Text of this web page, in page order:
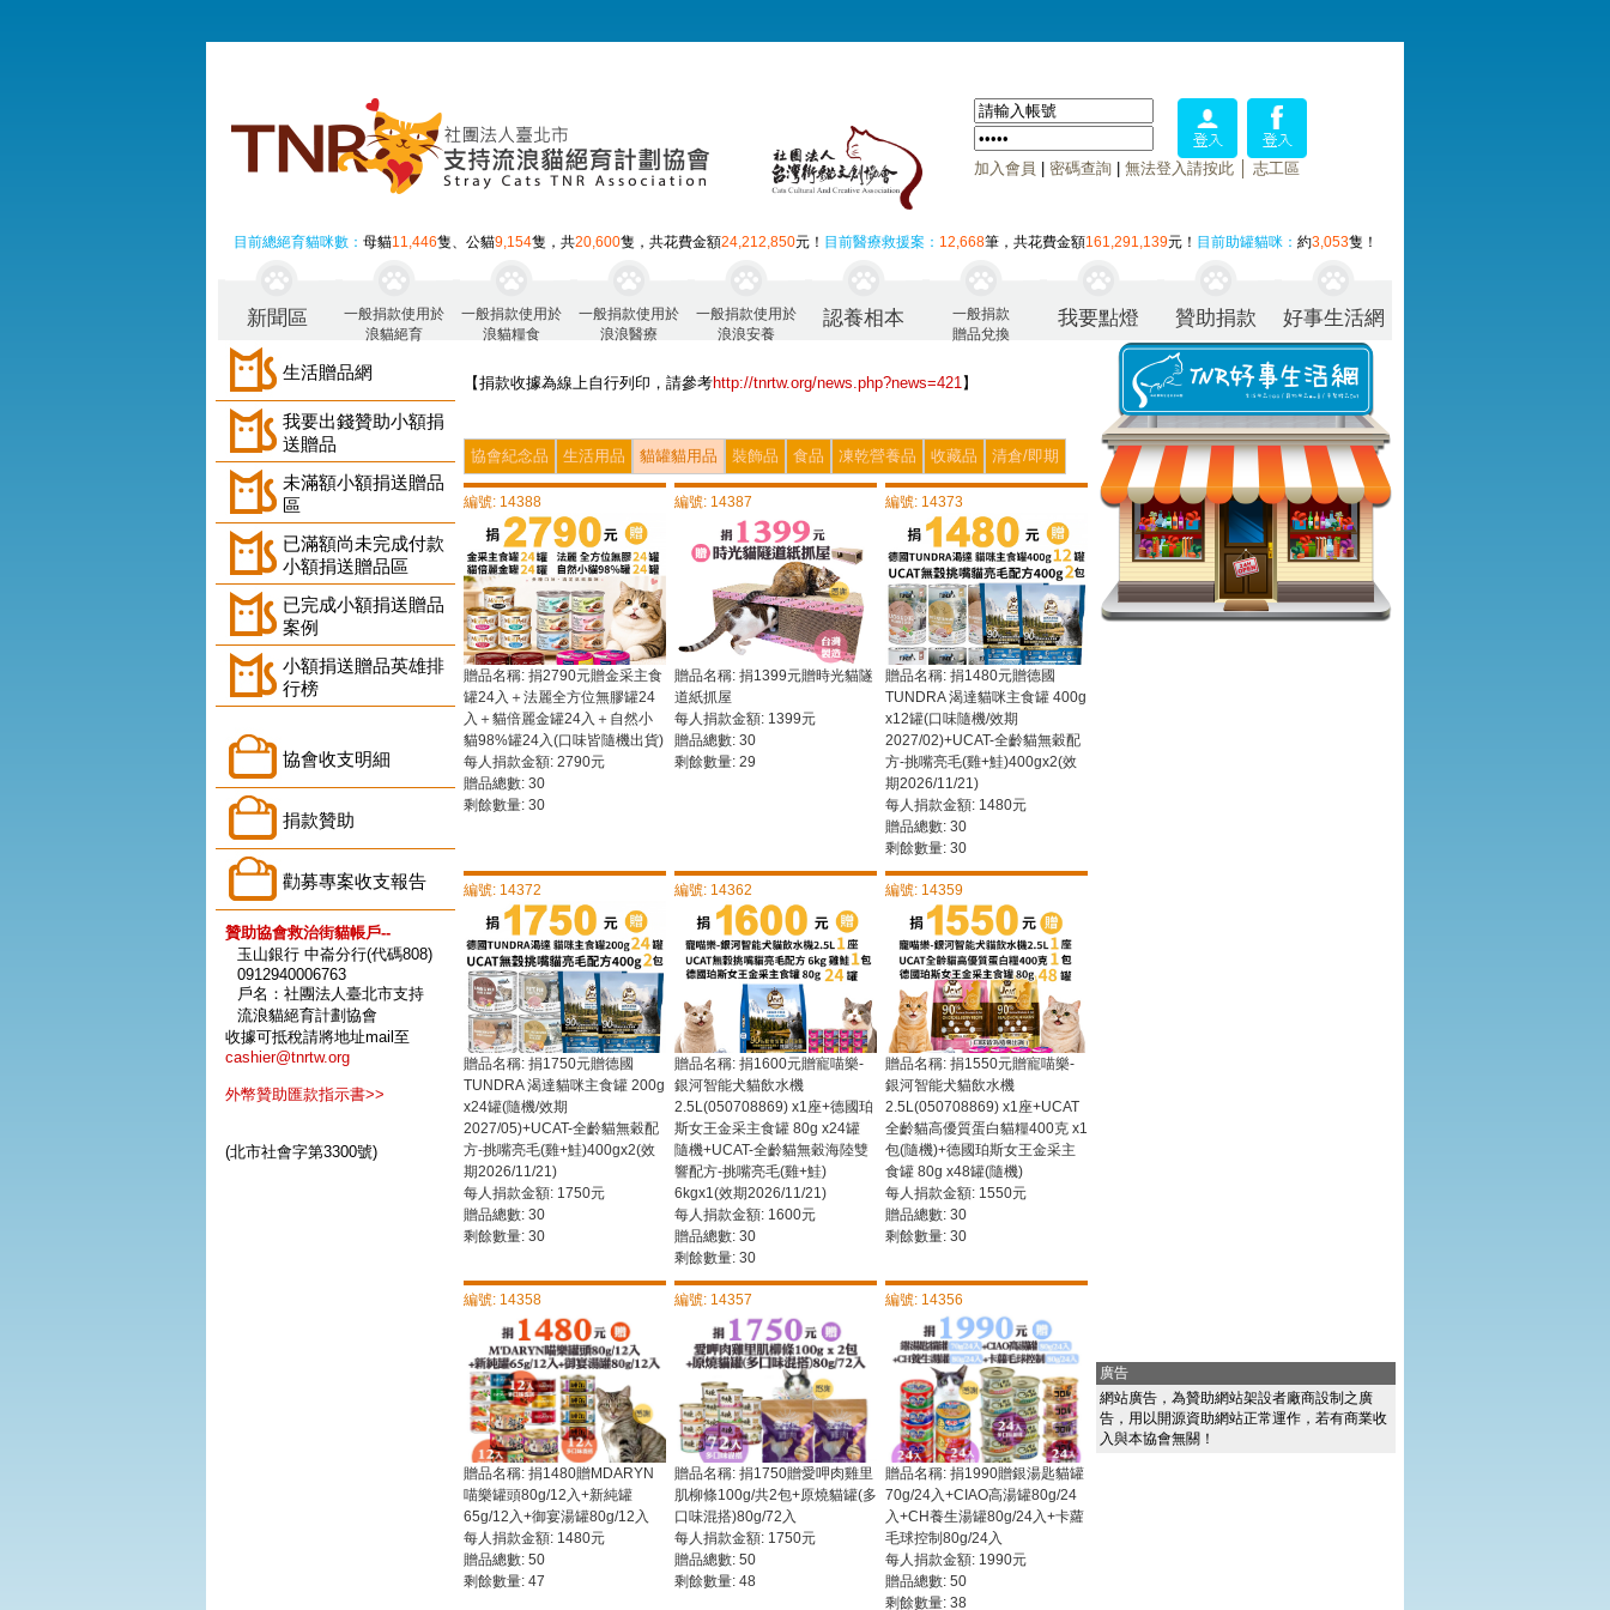
加入會員 密碼查詢| 無法登入請按此│ 志工區
目前總絕育貓咪數： 母貓11,446隻、公貓9,154隻，共20,600隻，共花費金額24,212,850元！ 目前醫療救援案： 12,668筆，共花費金額161,291,139元！ 目前助罐貓咪： 約3,053隻！
新聞區
一般捐款使用於
浪貓絕育
一般捐款使用於
浪貓糧食
一般捐款使用於
浪浪醫療
一般捐款使用於
浪浪安養
認養相本
一般捐款
贈品兌換
我要點燈 贊助捐款 好事生活網
生活贈品網
我要出錢贊助小額捐
送贈品
未滿額小額捐送贈品
區
已滿額尚未完成付款
小額捐送贈品區
已完成小額捐送贈品
案例
小額捐送贈品英雄排
行榜
協會收支明細
捐款贊助
勸募專案收支報告
贊助協會救治街貓帳戶--
玉山銀行 中崙分行(代碼808)
0912940006763
戶名：社團法人臺北市支持
流浪貓絕育計劃協會
收據可抵稅請將地址mail至
cashier@tnrtw.org
外幣贊助匯款指示書>>
(北市社會字第3300號)
【捐款收據為線上自行列印，請參考http://tnrtw.org/news.php?news=421】
協會紀念品 生活用品 貓罐貓用品 裝飾品 食品 凍乾營養品 收藏品 清倉/即期
編號: 14388
贈品名稱: 捐2790元贈金采主食
罐24入＋法麗全方位無膠罐24
入＋貓倍麗金罐24入＋自然小
貓98%罐24入(口味皆隨機出貨)
每人捐款金額: 2790元
贈品總數: 30
剩餘數量: 30
編號: 14387
贈品名稱: 捐1399元贈時光貓隧
道紙抓屋
每人捐款金額: 1399元
贈品總數: 30
剩餘數量: 29
編號: 14373
贈品名稱: 捐1480元贈德國
TUNDRA 渴達貓咪主食罐 400g
x12罐(口味隨機/效期
2027/02)+UCAT-全齡貓無穀配
方-挑嘴亮毛(雞+鮭)400gx2(效
期2026/11/21)
每人捐款金額: 1480元
贈品總數: 30
剩餘數量: 30
編號: 14372
贈品名稱: 捐1750元贈德國
TUNDRA 渴達貓咪主食罐 200g
x24罐(隨機/效期
2027/05)+UCAT-全齡貓無穀配
方-挑嘴亮毛(雞+鮭)400gx2(效
期2026/11/21)
每人捐款金額: 1750元
贈品總數: 30
剩餘數量: 30
編號: 14362
贈品名稱: 捐1600元贈寵喵樂-
銀河智能犬貓飲水機
2.5L(050708869) x1座+德國珀
斯女王金采主食罐 80g x24罐
隨機+UCAT-全齡貓無穀海陸雙
響配方-挑嘴亮毛(雞+鮭)
6kgx1(效期2026/11/21)
每人捐款金額: 1600元
贈品總數: 30
剩餘數量: 30
編號: 14359
贈品名稱: 捐1550元贈寵喵樂-
銀河智能犬貓飲水機
2.5L(050708869) x1座+UCAT
全齡貓高優質蛋白貓糧400克 x1
包(隨機)+德國珀斯女王金采主
食罐 80g x48罐(隨機)
每人捐款金額: 1550元
贈品總數: 30
剩餘數量: 30
編號: 14358
贈品名稱: 捐1480贈MDARYN
喵樂罐頭80g/12入+新純罐
65g/12入+御宴湯罐80g/12入
每人捐款金額: 1480元
贈品總數: 50
剩餘數量: 47
編號: 14357
贈品名稱: 捐1750贈愛呷肉雞里
肌柳條100g/共2包+原燒貓罐(多
口味混搭)80g/72入
每人捐款金額: 1750元
贈品總數: 50
剩餘數量: 48
編號: 14356
贈品名稱: 捐1990贈銀湯匙貓罐
70g/24入+CIAO高湯罐80g/24
入+CH養生湯罐80g/24入+卡蘿
毛球控制80g/24入
每人捐款金額: 1990元
贈品總數: 50
剩餘數量: 38
廣告
網站廣告，為贊助網站架設者廠商設制之廣
告，用以開源資助網站正常運作，若有商業收
入與本協會無關！